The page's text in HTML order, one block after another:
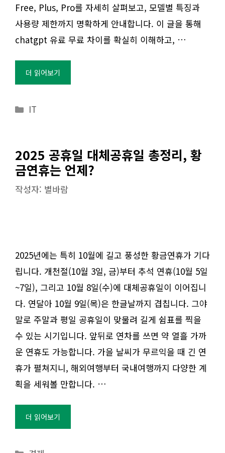
Free, Plus, Pro를 자세히 살펴보고, 모델별 특징과
사용량 제한까지 명확하게 안내합니다. 이 글을 통해
chatgpt 유료 무료 차이를 확실히 이해하고, …
더 읽어보기
카
IT
2025 공휴일 대체공휴일 총정리, 황
금연휴는 언제?
작성자: 별바람
2025년에는 특히 10월에 길고 풍성한 황금연휴가 기다
립니다. 개천절(10월 3일, 금)부터 추석 연휴(10월 5일
~7일), 그리고 10월 8일(수)에 대체공휴일이 이어집니
다. 연달아 10월 9일(목)은 한글날까지 겹칩니다. 그야
말로 주말과 평일 공휴일이 맞물려 길게 쉼표를 찍을
수 있는 시기입니다. 앞뒤로 연차를 쓰면 약 열흘 가까
운 연휴도 가능합니다. 가을 날씨가 무르익을 때 긴 연
휴가 펼쳐지니, 해외여행부터 국내여행까지 다양한 계
획을 세워볼 만합니다. …
더 읽어보기